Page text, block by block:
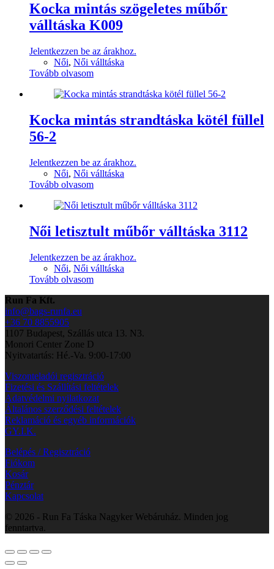
Kocka mintás szögeletes műbőr
válltáska K009
Jelentkezzen be az árakhoz.
Női, Női válltáska
Tovább olvasom
Kocka mintás strandtáska kötél füllel
56-2
Jelentkezzen be az árakhoz.
Női, Női válltáska
Tovább olvasom
Női letisztult műbőr válltáska 3112
Jelentkezzen be az árakhoz.
Női, Női válltáska
Tovább olvasom
Run Fa Kft.
info@bags-runfa.eu
+36 70 8855905
1107 Budapest, Szállás utca 13. N3.
Monori Center Zone D
Nyitvatartás: Hé.-Va. 9:00-17:00
Viszonteladói regisztráció
Fizetési és Szállítási feltételek
Adatvédelmi nyilatkozat
Általános szerződési feltételek
Reklamáció és egyéb információk
GY.I.K.
Belépés / Regisztráció
Fiókom
Kosár
Pénztár
Kapcsolat
© 2026 - Run Fa Táska Nagyker Webáruház. Minden jog
fenntartva.